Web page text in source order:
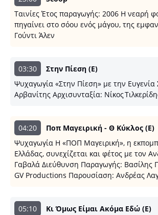
Ταινίες Έτος παραγωγής: 2006 Η νεαρή
πηγαίνει στο σόου ενός μάγου, της
Γούντι Άλεν
03:30
Στην Πίεση (E)
Ψυχαγωγία «Στην Πίεση» με την
Αρβανίτης Αρχισυνταξία: Νίκος
04:20
Ποπ Μαγειρική - Θ Κύκλος (E)
Ψυχαγωγία Η «ΠΟΠ Μαγειρική», η
Ελλάδας, συνεχίζεται και φέτος με τον
Γαβαλά Διεύθυνση Παραγωγής: Βασίλης
GV Productions Παρουσίαση: Ανδρέας
05:10
Κι Όμως Είμαι Ακόμα Εδώ (E)